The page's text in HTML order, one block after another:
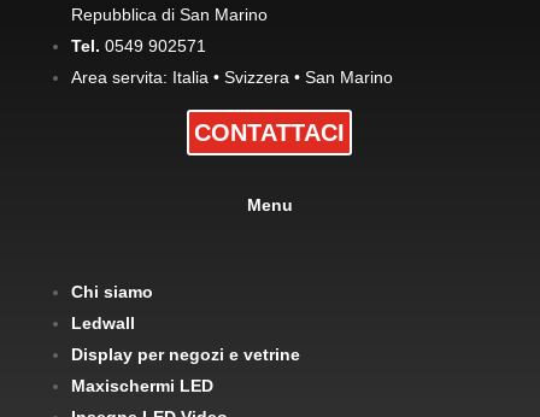
Repubblica di San Marino
Tel. 0549 902571
Area servita: Italia • Svizzera • San Marino
CONTATTACI
Menu
Chi siamo
Ledwall
Display per negozi e vetrine
Maxischermi LED